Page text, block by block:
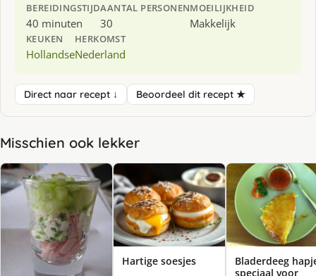
BEREIDINGSTIJD
40 minuten
AANTAL PERSONEN
30
MOEILIJKHEID
Makkelijk
KEUKEN
Hollandse
HERKOMST
Nederland
Direct naar recept ↓ Beoordeel dit recept ★
Misschien ook lekker
Hartige soesjes
Bladerdeeg
speciaal voor